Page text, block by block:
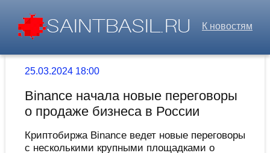
К новостям
25.03.2024 18:00
Binance начала новые переговоры
о продаже бизнеса в России
Криптобиржа Binance ведет новые переговоры
с несколькими крупными площадками о